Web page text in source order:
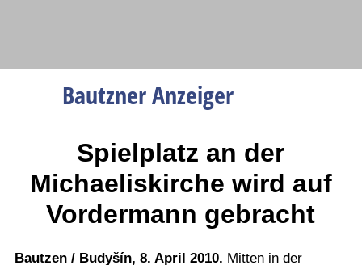
Bautzner Anzeiger
Gesellschaft
Wirtschaft
Spielplatz an der
Michaeliskirche wird auf
Vordermann gebracht
Bautzen / Budyšín, 8. April 2010. Mitten in der